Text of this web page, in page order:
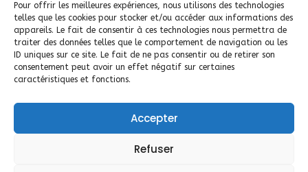
Pour offrir les meilleures expériences, nous utilisons des technologies
telles que les cookies pour stocker et/ou accéder aux informations des
appareils. Le fait de consentir à ces technologies nous permettra de
traiter des données telles que le comportement de navigation ou les
ID uniques sur ce site. Le fait de ne pas consentir ou de retirer son
consentement peut avoir un effet négatif sur certaines
caractéristiques et fonctions.
Accepter
Refuser
66
Bordeaux
Toulouse
Perpignan